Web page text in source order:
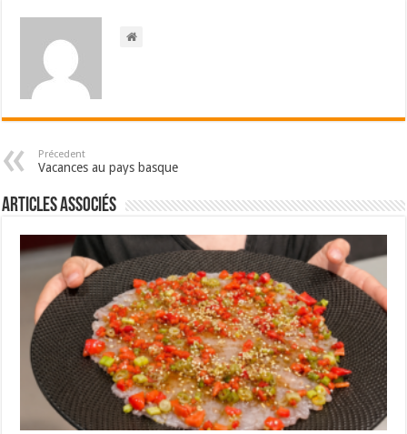
Précedent
Vacances au pays basque
Articles associés